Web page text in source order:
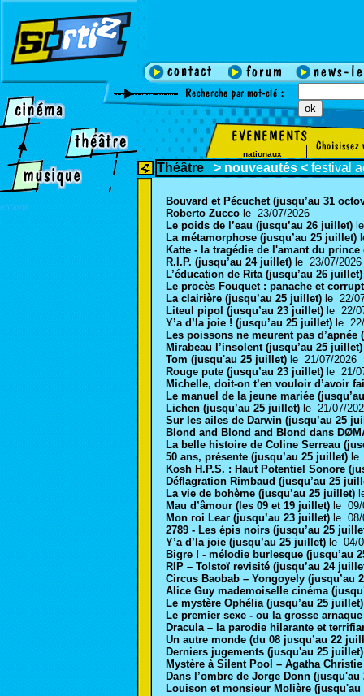
nationaux
enfants
Théâtre > nouveautés < festival
Bouvard et Pécuchet (jusqu’au 31
Roberto Zucco le 23/07/2026
Le poids de l’eau (jusqu’au 26 juillet)
La métamorphose (jusqu’au 25 juillet)
Katte - la tragédie de l'amant du
R.I.P. (jusqu’au 24 juillet) le 23/07/
L’éducation de Rita (jusqu’au 26
Le procès Fouquet : panache et
La clairière (jusqu’au 25 juillet) le 22/
Liteul pipol (jusqu’au 23 juillet) le 22/
Y’a d’la joie ! (jusqu’au 25 juillet) le
Les poissons ne meurent pas
Mirabeau l’insolent (jusqu’au 25
Tom (jusqu'au 25 juillet) le 21/07/2026
Rouge pute (jusqu’au 23 juillet) le 21/
Michelle, doit-on t’en vouloir d’avoir
Le manuel de la jeune mariée
Lichen (jusqu’au 25 juillet) le 21/07/
Sur les ailes de Darwin (jusqu’au 25
Blond and Blond and Blond dans
La belle histoire de Coline Serreau
50 ans, présente (jusqu’au 25 juillet)
Kosh H.P.S. : Haut Potentiel Sonore
Déflagration Rimbaud (jusqu’au 25
La vie de bohème (jusqu’au 25 juillet)
Mau d’âmour (les 09 et 19 juillet) le
Mon roi Lear (jusqu’au 23 juillet) le
2789 - Les épis noirs (jusqu’au 25
Y’a d’la joie (jusqu’au 25 juillet) le 04/
Bigre ! - mélodie burlesque (jusqu’au
RIP – Tolstoï revisité (jusqu’au 24
Circus Baobab – Yongoyely (jusqu’au
Alice Guy mademoiselle cinéma
Le mystère Ophélia (jusqu’au 25
Le premier sexe - ou la grosse
Dracula – la parodie hilarante et
Un autre monde (du 08 jusqu’au 22
Derniers jugements (jusqu'au 25 juillet)
Mystère à Silent Pool – Agatha
Dans l’ombre de Jorge Donn
Louison et monsieur Molière